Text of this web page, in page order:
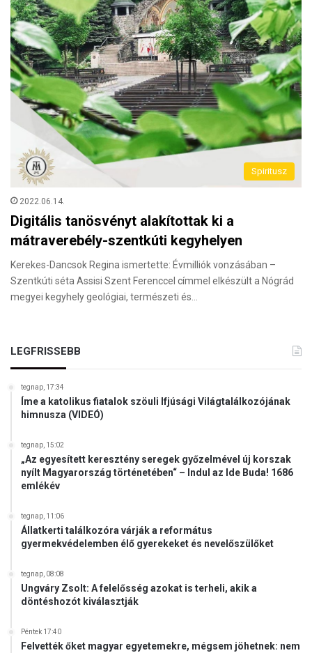
Spiritusz
2022.06.14.
Digitális tanösvényt alakítottak ki a
mátraverebély-szentkúti kegyhelyen
Kerekes-Dancsok Regina ismertette: Évmilliók vonzásában –
Szentkúti séta Assisi Szent Ferenccel címmel elkészült a Nógrád
megyei kegyhely geológiai, természeti és…
LEGFRISSEBB
tegnap, 17:34
Íme a katolikus fiatalok szöuli Ifjúsági Világtalálkozójának
himnusza (VIDEÓ)
tegnap, 15:02
„Az egyesített keresztény seregek győzelmével új korszak
nyílt Magyarország történetében“ – Indul az Ide Buda! 1686
emlékév
tegnap, 11:06
Állatkerti találkozóra várják a református
gyermekvédelemben élő gyerekeket és nevelőszülőket
tegnap, 08:08
Ungváry Zsolt: A felelősség azokat is terheli, akik a
döntéshozót kiválasztják
Péntek 17:40
Felvették őket magyar egyetemekre, mégsem jöhetnek: nem